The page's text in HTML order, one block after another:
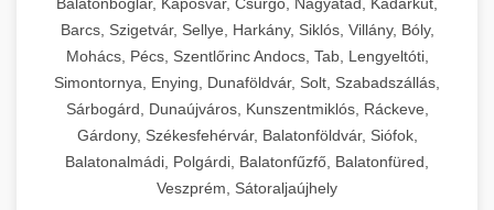
Barcs, Szigetvár, Sellye, Harkány, Siklós, Villány, Bóly,
Mohács, Pécs, Szentlőrinc Andocs, Tab, Lengyeltóti,
Simontornya, Enying, Dunaföldvár, Solt, Szabadszállás,
Sárbogárd, Dunaújváros, Kunszentmiklós, Ráckeve,
Gárdony, Székesfehérvár, Balatonföldvár, Siófok,
Balatonalmádi, Polgárdi, Balatonfűzfő, Balatonfüred,
Veszprém, Sátoraljaújhely